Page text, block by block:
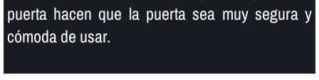
puerta hacen que la puerta sea muy segura y
cómoda de usar.